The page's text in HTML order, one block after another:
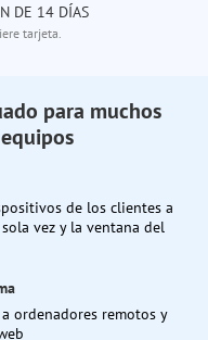
DE 14 DÍAS
tarjeta.
para muchos
de los clientes a
vez y la ventana del
ordenadores remotos y